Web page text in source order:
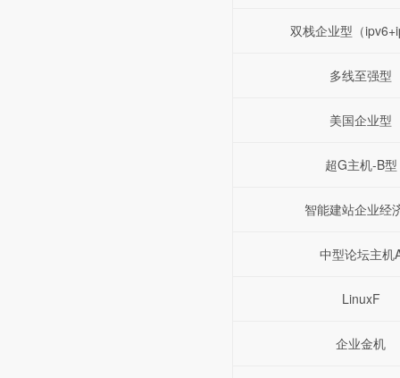
双栈企业型（
多线至强型
美国企业型
超G主机-B型
智能建站企业经
中型论坛主机
LinuxF
企业金机